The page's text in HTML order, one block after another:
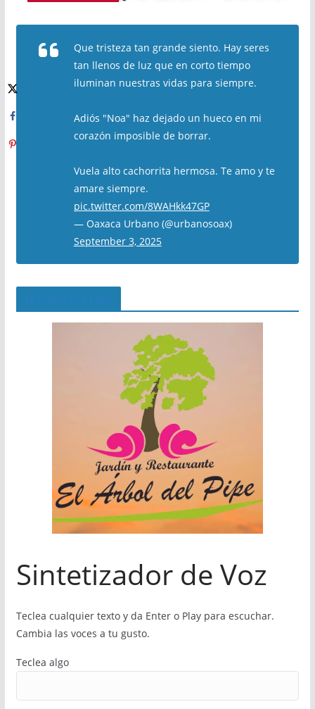
Que tristeza tan grande siento. Hay seres
tan llenos de luz que en corto tiempo
iluminan nuestras vidas para siempre.
Adiós "Noa" haz dejado un hueco en mi
corazón imposible de borrar.
Vuela alto cachorrita hermosa. Te amo y te
amare siempre.
pic.twitter.com/8WAHkk47GP
— Oaxaca Urbano (@urbanosoax)
September 3, 2025
Sintetizador de Voz
Teclea cualquier texto y da Enter o Play para escuchar.
Cambia las voces a tu gusto.
Teclea algo